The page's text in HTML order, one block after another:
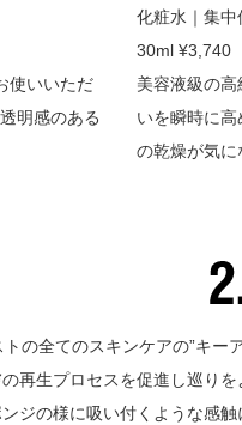
使いいただ
明感のある
化粧水｜集中
30ml ¥3,740
美容液級の
いを瞬時に
の乾燥が気に
の全てのスキンケアの”キ
の再生プロセスを促進し巡り
ジの様に吸い付くような感